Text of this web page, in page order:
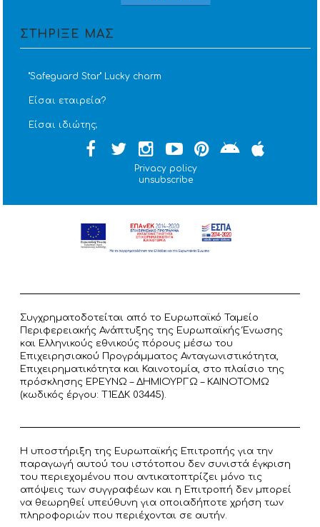
ΣΤΗΡΙΞΕ ΜΑΣ
''Safeguard Star'' Lucky charm
Είσαι εταιρεία?
Είσαι ιδιώτης;
Privacy policy
unsubscribe
Συγχρηματοδοτείται από το Ευρωπαϊκό Ταμείο
Περιφερειακής Ανάπτυξης της Ευρωπαϊκής Ένωσης
και Ελληνικούς εθνικούς πόρους μέσω του
Επιχειρησιακού Προγράμματος Ανταγωνιστικότητα,
Επιχειρηματικότητα και Καινοτομία, στο πλαίσιο της
πρόσκλησης ΕΡΕΥΝΩ – ΔΗΜΙΟΥΡΓΩ – ΚΑΙΝΟΤΟΜΩ
(κωδικός έργου: T1ΕΔΚ 03445).
Η υποστήριξη της Ευρωπαϊκής Επιτροπής για την
παραγωγή αυτού του ιστότοπου δεν συνιστά έγκριση
του περιεχομένου που αντικατοπτρίζει μόνο τις
απόψεις των συγγραφέων και η Επιτροπή δεν μπορεί
να θεωρηθεί υπεύθυνη για οποιαδήποτε χρήση των
πληροφοριών που περιέχονται σε αυτήν.